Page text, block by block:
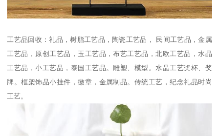
工艺品回收：礼品，树脂工艺品，陶瓷工艺品， 民间工艺品，金属
工艺品，原创工艺品，玉工艺品，布艺工艺品，北欧工艺品，水晶
工艺品，小工艺品，泰国工艺品。雕塑、模型。水晶工艺奖杯、奖
牌。框架饰品小挂件，徽章，金属制品。传统工艺，纪念礼品时尚
工艺。